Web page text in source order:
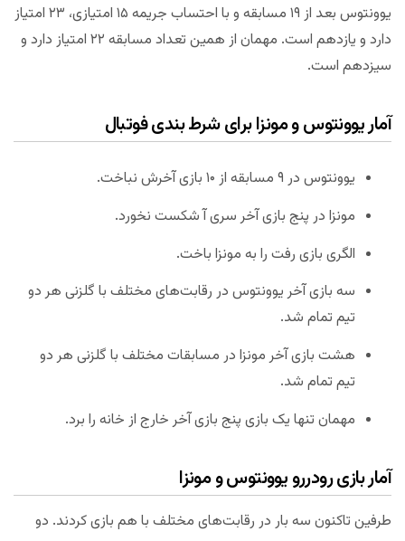
یوونتوس بعد از ۱۹ مسابقه و با احتساب جریمه ۱۵ امتیازی، ۲۳ امتیاز
دارد و یازدهم است. مهمان از همین تعداد مسابقه ۲۲ امتیاز دارد و
سیزدهم است.
آمار یوونتوس و مونزا برای شرط بندی فوتبال
یوونتوس در ۹ مسابقه از ۱۰ بازی آخرش نباخت.
مونزا در پنج بازی آخر سری آ شکست نخورد.
الگری بازی رفت را به مونزا باخت.
سه بازی آخر یوونتوس در رقابت‌های مختلف با گلزنی هر دو
تیم تمام شد.
هشت بازی آخر مونزا در مسابقات مختلف با گلزنی هر دو
تیم تمام شد.
مهمان تنها یک بازی پنج بازی آخر خارج از خانه را برد.
آمار بازی رودررو یوونتوس و مونزا
طرفین تاکنون سه بار در رقابت‌های مختلف با هم بازی کردند. دو